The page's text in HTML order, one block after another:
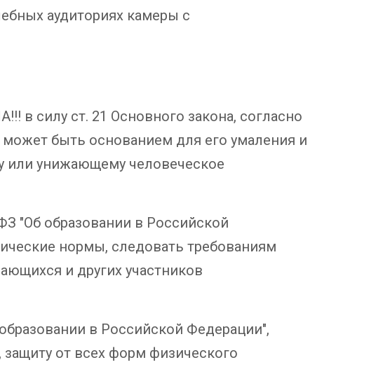
аудиториях камеры с
в силу ст. 21 Основного закона, согласно
может быть основанием для его умаления и
или унижающему человеческое
"Об образовании в Российской
нормы, следовать требованиям
и других участников
в Российской Федерации",
от всех форм физического